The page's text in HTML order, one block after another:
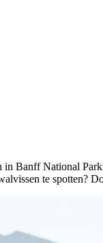
Banff National
te spotten?